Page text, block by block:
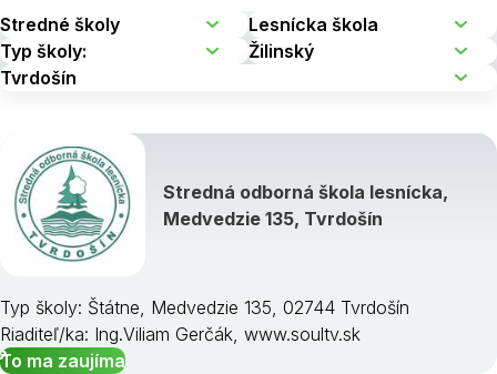
Stredná odborná škola lesnícka,
Medvedzie 135, Tvrdošín
Typ školy: Štátne, Medvedzie 135, 02744 Tvrdošín
Riaditeľ/ka: Ing.Viliam Gerčák, www.soultv.sk
To ma zaujíma